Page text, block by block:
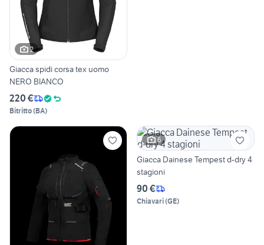
2
Giacca spidi corsa tex uomo
NERO BIANCO
220 €
Bitritto(BA)
6
Giacca Dainese Tempest d-dry 4
stagioni
90 €
Chiavari(GE)